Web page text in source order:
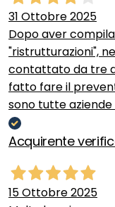
31 Ottobre 2025
Dopo aver
"ristrutturazioni",
contattato da tre
fatto fare il
sono tutte aziende
Acquirente
15 Ottobre 2025